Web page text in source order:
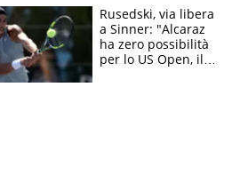
Rusedski, via libera
a Sinner: "Alcaraz
ha zero possibilità
per lo US Open, il